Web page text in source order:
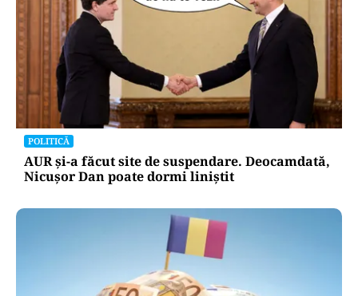
POLITICĂ
AUR și-a făcut site de suspendare. Deocamdată,
Nicușor Dan poate dormi liniștit